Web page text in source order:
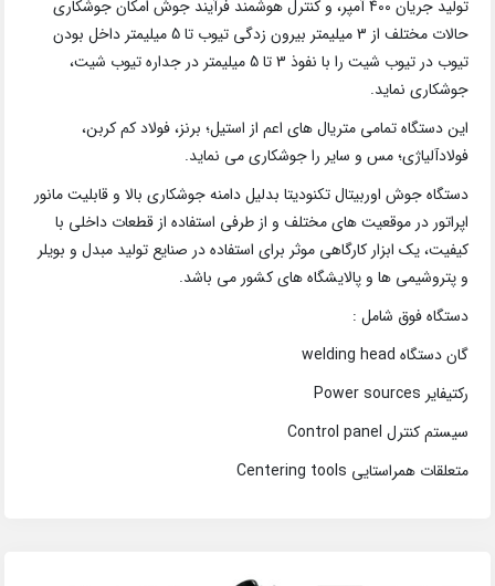
تولید جریان 400 آمپر، و کنترل هوشمند فرآیند جوش امکان جوشکاری
حالات مختلف از 3 میلیمتر بیرون زدگی تیوب تا 5 میلیمتر داخل بودن
تیوب در تیوب شیت را با نفوذ 3 تا 5 میلیمتر در جداره تیوب شیت،
جوشکاری نماید.
این دستگاه تمامی متریال های اعم از استیل؛ برنز، فولاد کم کربن،
فولادآلیاژی؛ مس و سایر را جوشکاری می نماید.
دستگاه جوش اوربیتال تکنودیتا بدلیل دامنه جوشکاری بالا و قابلیت مانور
اپراتور در موقعیت های مختلف و از طرفی استفاده از قطعات داخلی با
کیفیت، یک ابزار کارگاهی موثر برای استفاده در صنایع تولید مبدل و بویلر
و پتروشیمی ها و پالایشگاه های کشور می باشد.
دستگاه فوق شامل :
گان دستگاه welding head
رکتیفایر Power sources
سیستم کنترل Control panel
متعلقات همراستایی Centering tools